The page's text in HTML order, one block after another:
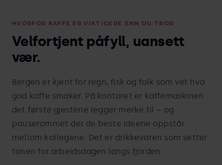
HVORFOR KAFFE ER VIKTIGERE ENN DU TROR
Velfortjent påfyll, uansett
vær.
Bergen er kjent for regn, fisk og folk som vet hva
god kaffe smaker. På kontoret er kaffemaskinen
det første gjestene legger merke til – og
pauserommet der de beste ideene oppstår
mellom kollegene. Det er drikkevaren som setter
tonen for arbeidsdagen langs fjorden.